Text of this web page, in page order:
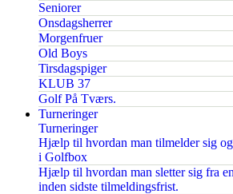
Seniorer
Onsdagsherrer
Morgenfruer
Old Boys
Tirsdagspiger
KLUB 37
Golf På Tværs.
Turneringer
Turneringer
Hjælp til hvordan man tilmelder sig
i Golfbox
Hjælp til hvordan man sletter sig fra
inden sidste tilmeldingsfrist.